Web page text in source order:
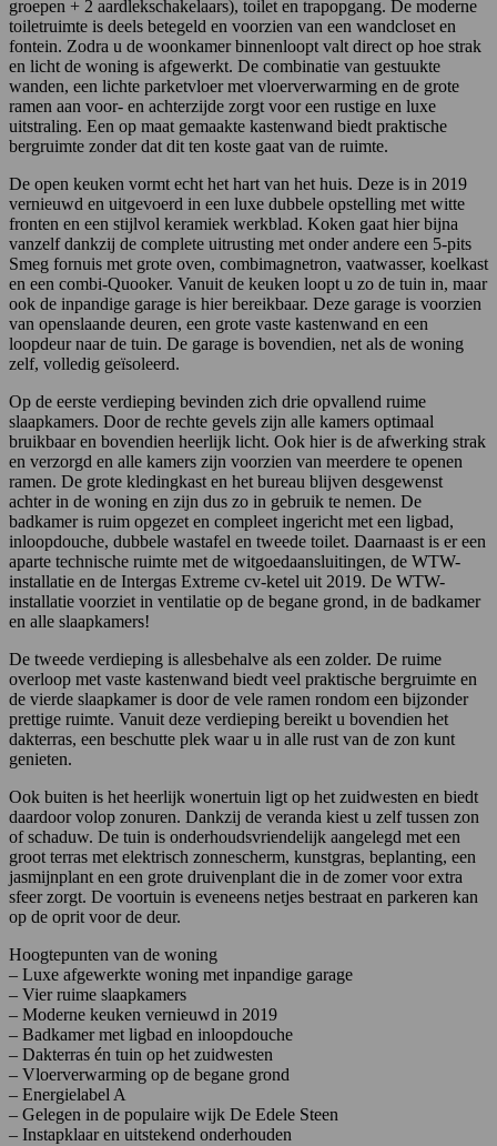
groepen + 2 aardlekschakelaars), toilet en trapopgang. De moderne
toiletruimte is deels betegeld en voorzien van een wandcloset en
fontein. Zodra u de woonkamer binnenloopt valt direct op hoe strak
en licht de woning is afgewerkt. De combinatie van gestuukte
wanden, een lichte parketvloer met vloerverwarming en de grote
ramen aan voor- en achterzijde zorgt voor een rustige en luxe
uitstraling. Een op maat gemaakte kastenwand biedt praktische
bergruimte zonder dat dit ten koste gaat van de ruimte.
De open keuken vormt echt het hart van het huis. Deze is in 2019
vernieuwd en uitgevoerd in een luxe dubbele opstelling met witte
fronten en een stijlvol keramiek werkblad. Koken gaat hier bijna
vanzelf dankzij de complete uitrusting met onder andere een 5-pits
Smeg fornuis met grote oven, combimagnetron, vaatwasser, koelkast
en een combi-Quooker. Vanuit de keuken loopt u zo de tuin in, maar
ook de inpandige garage is hier bereikbaar. Deze garage is voorzien
van openslaande deuren, een grote vaste kastenwand en een
loopdeur naar de tuin. De garage is bovendien, net als de woning
zelf, volledig geïsoleerd.
Op de eerste verdieping bevinden zich drie opvallend ruime
slaapkamers. Door de rechte gevels zijn alle kamers optimaal
bruikbaar en bovendien heerlijk licht. Ook hier is de afwerking strak
en verzorgd en alle kamers zijn voorzien van meerdere te openen
ramen. De grote kledingkast en het bureau blijven desgewenst
achter in de woning en zijn dus zo in gebruik te nemen. De
badkamer is ruim opgezet en compleet ingericht met een ligbad,
inloopdouche, dubbele wastafel en tweede toilet. Daarnaast is er een
aparte technische ruimte met de witgoedaansluitingen, de WTW-
installatie en de Intergas Extreme cv-ketel uit 2019. De WTW-
installatie voorziet in ventilatie op de begane grond, in de badkamer
en alle slaapkamers!
De tweede verdieping is allesbehalve als een zolder. De ruime
overloop met vaste kastenwand biedt veel praktische bergruimte en
de vierde slaapkamer is door de vele ramen rondom een bijzonder
prettige ruimte. Vanuit deze verdieping bereikt u bovendien het
dakterras, een beschutte plek waar u in alle rust van de zon kunt
genieten.
Ook buiten is het heerlijk wonertuin ligt op het zuidwesten en biedt
daardoor volop zonuren. Dankzij de veranda kiest u zelf tussen zon
of schaduw. De tuin is onderhoudsvriendelijk aangelegd met een
groot terras met elektrisch zonnescherm, kunstgras, beplanting, een
jasmijnplant en een grote druivenplant die in de zomer voor extra
sfeer zorgt. De voortuin is eveneens netjes bestraat en parkeren kan
op de oprit voor de deur.
Hoogtepunten van de woning
– Luxe afgewerkte woning met inpandige garage
– Vier ruime slaapkamers
– Moderne keuken vernieuwd in 2019
– Badkamer met ligbad en inloopdouche
– Dakterras én tuin op het zuidwesten
– Vloerverwarming op de begane grond
– Energielabel A
– Gelegen in de populaire wijk De Edele Steen
– Instapklaar en uitstekend onderhouden